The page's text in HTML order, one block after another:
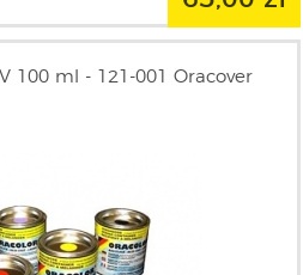
100 ml - 121-001 Oracover